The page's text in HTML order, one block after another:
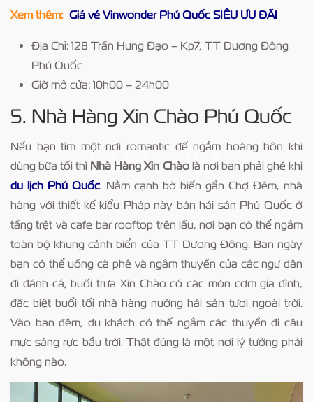
Trang chủ Phú Quốc
Xem thêm: Giá vé Vinwonder Phú Quốc SIÊU ƯU ĐÃI
Địa Chỉ: 128 Trần Hưng Đạo – Kp7, TT Dương Đông
Phú Quốc
Giờ mở cửa: 10h00 – 24h00
5. Nhà Hàng Xin Chào Phú Quốc
Nếu bạn tìm một nơi romantic để ngắm hoàng hôn khi
dùng bữa tối thì Nhà Hàng Xin Chàolà nơi bạn phải ghé khi
du lịch Phú Quốc. Nằm cạnh bờ biển gần Chợ Đêm, nhà
hàng với thiết kế kiểu Pháp này bán hải sản Phú Quốc ở
tầng trệt và cafe bar rooftop trên lầu, nơi bạn có thể ngắm
toàn bộ khung cảnh biển của TT Dương Đông. Ban ngày
bạn có thể uống cà phê và ngắm thuyền của các ngư dân
đi đánh cá, buổi trưa Xin Chào có các món cơm gia đình,
đặc biệt buổi tối nhà hàng nướng hải sản tươi ngoài trời.
Vào ban đêm, du khách có thể ngắm các thuyền đi câu
mực sáng rực bầu trời. Thật đúng là một nơi lý tưởng phải
không nào.